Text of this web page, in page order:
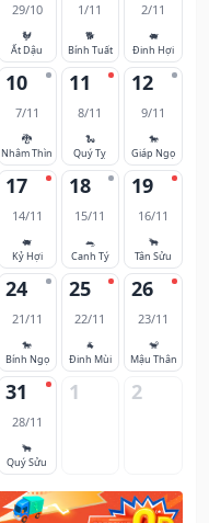
29/10
🐓
Ất Dậu
1/11
🐕
Bính Tuất
2/11
🐖
Đinh Hợi
10
7/11
🐉
Nhâm Thìn
11
8/11
🐍
Quý Tỵ
12
9/11
🐎
Giáp Ngọ
17
14/11
🐖
Kỷ Hợi
18
15/11
🐀
Canh Tý
19
16/11
🐂
Tân Sửu
24
21/11
🐎
Bính Ngọ
25
22/11
🐐
Đinh Mùi
26
23/11
🐒
Mậu Thân
31
28/11
🐂
Quý Sửu
1 2